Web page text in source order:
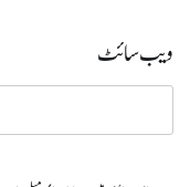
ویب‌ سائٹ